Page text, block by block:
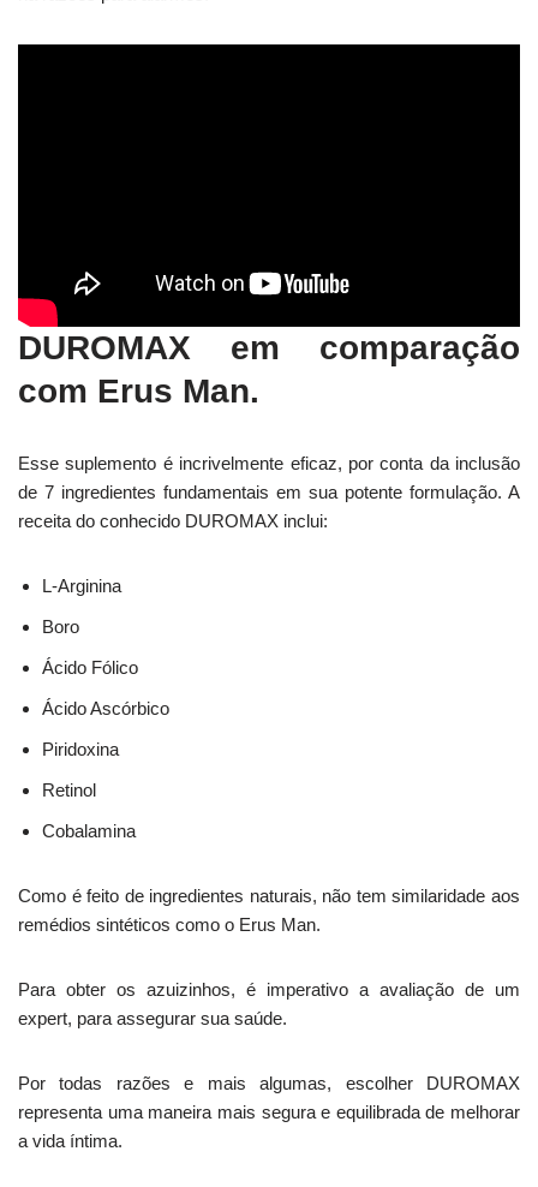
DUROMAX em comparação
com Erus Man.
Esse suplemento é incrivelmente eficaz, por conta da inclusão
de 7 ingredientes fundamentais em sua potente formulação. A
receita do conhecido DUROMAX inclui:
L-Arginina
Boro
Ácido Fólico
Ácido Ascórbico
Piridoxina
Retinol
Cobalamina
Como é feito de ingredientes naturais, não tem similaridade aos
remédios sintéticos como o Erus Man.
Para obter os azuizinhos, é imperativo a avaliação de um
expert, para assegurar sua saúde.
Por todas razões e mais algumas, escolher DUROMAX
representa uma maneira mais segura e equilibrada de melhorar
a vida íntima.